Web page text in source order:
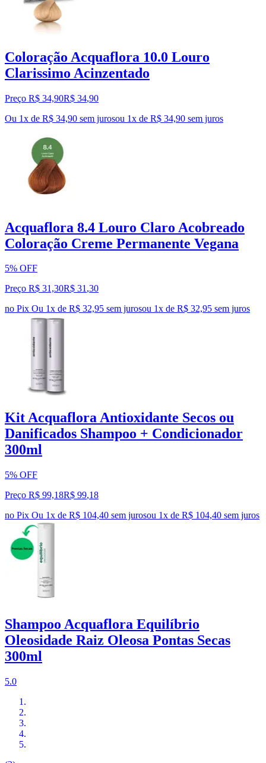
Coloração Acquaflora 10.0 Louro
Clarissimo Acinzentado
Preço R$ 34,90R$ 34,90
Ou 1x de R$ 34,90 sem jurosou 1x de R$ 34,90 sem juros
Acquaflora 8.4 Louro Claro Acobreado
Coloração Creme Permanente Vegana
5% OFF
Preço R$ 31,30R$ 31,30
no Pix Ou 1x de R$ 32,95 sem jurosou 1x de R$ 32,95 sem juros
Kit Acquaflora Antioxidante Secos ou
Danificados Shampoo + Condicionador
300ml
5% OFF
Preço R$ 99,18R$ 99,18
no Pix Ou 1x de R$ 104,40 sem jurosou 1x de R$ 104,40 sem juros
Shampoo Acquaflora Equilíbrio
Oleosidade Raiz Oleosa Pontas Secas
300ml
5.0